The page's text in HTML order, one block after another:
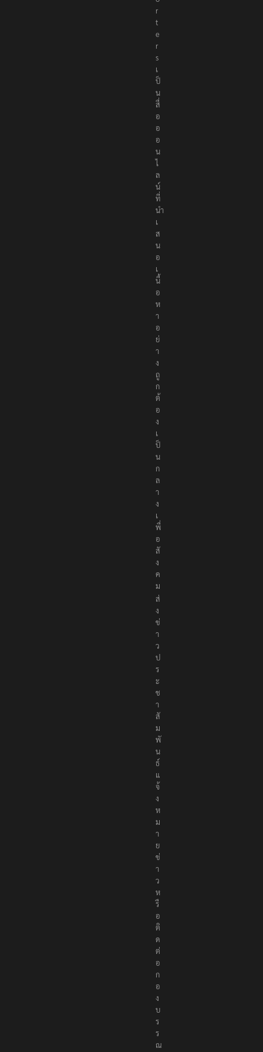
r
t
e
r
s
เ
ป็
น
สื่
อ
อ
อ
น
ไ
ล
น์
ที่
นำ
เ
ส
น
อ
เ
นื้
อ
ห
า
อ
ย่
า
ง
ถู
ก
ต้
อ
ง
เ
ป็
น
ก
ล
า
ง
เ
พื่
อ
สั
ง
ค
ม
ส่
ง
ข่
า
ว
ป
ร
ะ
ช
า
สั
ม
พั
น
ธ์
แ
จ้
ง
ห
ม
า
ย
ข่
า
ว
ห
รื
อ
ติ
ด
ต่
อ
ก
อ
ง
บ
ร
ร
ณ